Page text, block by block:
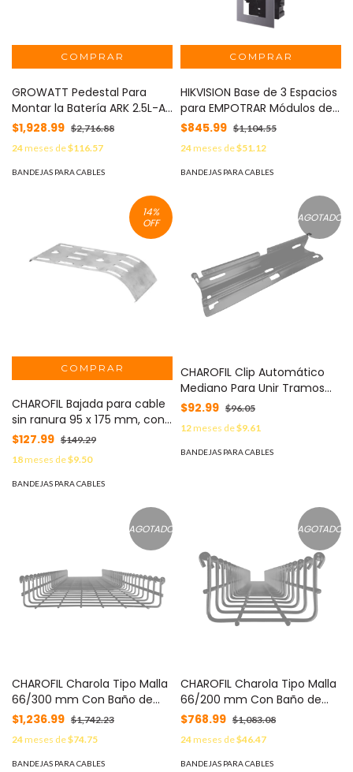
GROWATT Pedestal Para
Montar la Batería ARK 2.5L-A1
en Suelo MOD:
ARKBATTERYBASE
$1,928.99 $2,716.88
24meses de$116.57
BANDEJAS PARA CABLES
HIKVISION Base de 3 Espacios
para EMPOTRAR Módulos de
Videoporteros Hikvision MOD:
$845.99 $1,104.55
24meses de$51.12
BANDEJAS PARA CABLES
14%
OFF
CHAROFIL Bajada para cable
sin ranura 95 x 175 mm, con
acabado Electro Zinc MOD:
MG-51-097EZ
$127.99 $149.29
18meses de$9.50
BANDEJAS PARA CABLES
AGOTADO
CHAROFIL Clip Automático
Mediano Para Unir Tramos
de Charola Tipo Malla de 100
hasta 300 mm de Ancho,
Acabado Pintura Epóxica
Color Negro MOD: CH-
$92.99 $96.05
12meses de$9.61
BANDEJAS PARA CABLES
AGOTADO
CHAROFIL Charola Tipo Malla
66/300 mm Con Baño de
Pintura Epóxica en Color
Negro, Hasta 315 Cables UTP
Cat6, Tramo 3 m MOD: MG-
50435-EP
$1,236.99 $1,742.23
24meses de$74.75
BANDEJAS PARA CABLES
AGOTADO
CHAROFIL Charola Tipo Malla
66/200 mm Con Baño de
Pintura Epóxica en Color
Negro, Hasta 105 Cables UTP
Cat6, Tramo 3 m MOD:
MG50431EP
$768.99 $1,083.08
24meses de$46.47
BANDEJAS PARA CABLES